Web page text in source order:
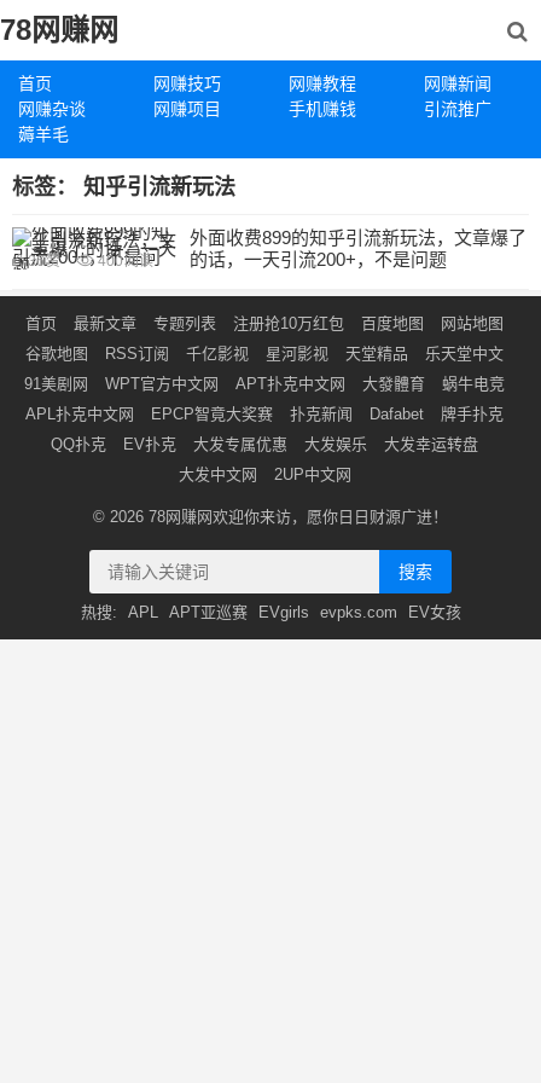
78网赚网
首页 网赚技巧 网赚教程
网赚新闻
网赚杂谈
网赚项目 手机赚钱
引流推广
薅羊毛
标签： 知乎引流新玩法
外面收费899的知乎引流新玩法，文章爆了
的话，一天引流200+，不是问题
36赞 400阅读
首页 最新文章 专题列表 注册抢10万红包 百度地图
网站地图
谷歌地图
RSS订阅 千亿影视 星河影视 天堂精品
乐天堂中文
91美剧网
WPT官方中文网 APT扑克中文网 大發體育
蜗牛电竞
APL扑克中文网
EPCP智竟大奖赛 扑克新闻 Dafabet
牌手扑克
QQ扑克
EV扑克 大发专属优惠 大发娱乐
大发幸运转盘
大发中文网
2UP中文网
© 2026 78网赚网欢迎你来访，愿你日日财源广进！
搜索
热搜: APL APT亚巡赛 EVgirls evpks.com EV女孩